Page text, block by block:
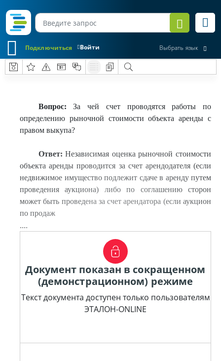
Войти
Подключиться Выбрать язык
Вопрос: За чей счет проводятся работы по
определению рыночной стоимости объекта аренды с
правом выкупа?
Ответ: Независимая оценка рыночной стоимости
объекта аренды проводится за счет арендодателя (если
недвижимое имущество подлежит сдаче в аренду путем
проведения аукциона) либо по соглашению сторон
может быть проведена за счет арендатора (если аукцион
по продаж
....
Документ показан в сокращенном
(демонстрационном) режиме
Текст документа доступен только пользователям
ЭТАЛОН-ONLINE